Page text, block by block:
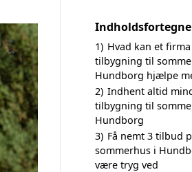
1) Hvad kan et
tilbygning til
Hundborg hjælpe
2) Indhent altid
tilbygning til
Hundborg
3) Få nemt 3 tilbud
sommerhus i
være tryg ved